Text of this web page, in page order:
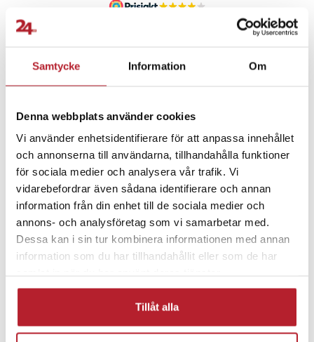
Samtycke Information Om
Denna webbplats använder cookies
Vi använder enhetsidentifierare för att anpassa innehållet
och annonserna till användarna, tillhandahålla funktioner
för sociala medier och analysera vår trafik. Vi
vidarebefordrar även sådana identifierare och annan
information från din enhet till de sociala medier och
annons- och analysföretag som vi samarbetar med.
Dessa kan i sin tur kombinera informationen med annan
information som du har tillhandahållit eller som de har
Tillåt alla
Artikelnummer
Hem & Trädgård Rea 30-49 Kronor
Plånböcker Mode & Accessoarer
Alla korthållare Korthållare med RFID
Rea Hem & Fritid